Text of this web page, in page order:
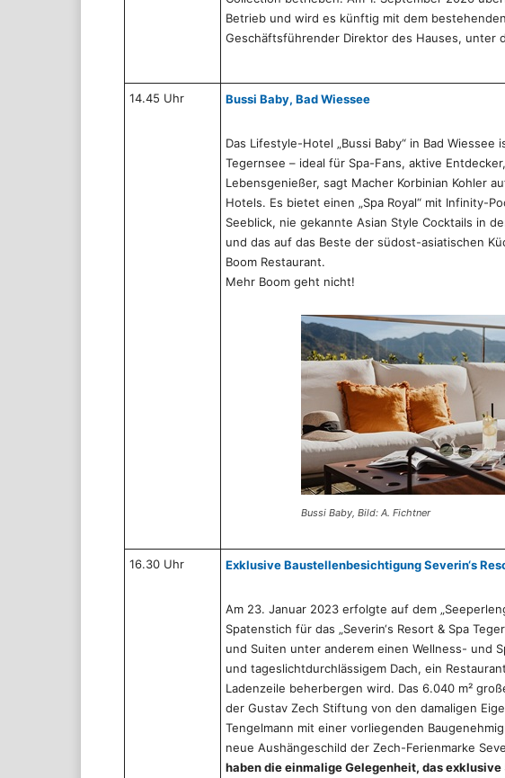
Betrieb und wird es künftig mit dem
Geschäftsführender Direktor des Hauses, unter
14.45 Uhr Bussi Baby, Bad Wiessee
Das Lifestyle-Hotel „Bussi Baby“ in Bad Wiessee
Tegernsee – ideal für Spa-Fans, aktive
Lebensgenießer, sagt Macher Korbinian Kohler
Hotels. Es bietet einen „Spa Royal“ mit Infinity-
Seeblick, nie gekannte Asian Style Cocktails in
und das auf das Beste der südost-asiatischen
Boom Restaurant.
Mehr Boom geht nicht!
Bussi Baby, Bild: A. Fichtner
16.30 Uhr Exklusive Baustellenbesichtigung Severin‘s
Am 23. Januar 2023 erfolgte auf dem
Spatenstich für das „Severin‘s Resort & Spa
und Suiten unter anderem einen Wellness- und
und tageslichtdurchlässigem Dach, ein
Ladenzeile beherbergen wird. Das 6.040 m²
der Gustav Zech Stiftung von den damaligen
Tengelmann mit einer vorliegenden
neue Aushängeschild der Zech-Ferienmarke
haben die einmalige Gelegenheit, das